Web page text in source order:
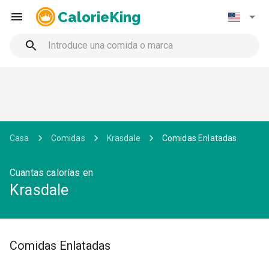
CalorieKing
Casa Comidas Krasdale Comidas Enlatadas
Cuantas calorías en
Krasdale
Comidas Enlatadas